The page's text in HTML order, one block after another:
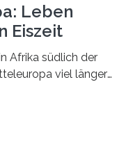
Leben
Eiszeit
Afrika südlich der
viel länger
noch vor